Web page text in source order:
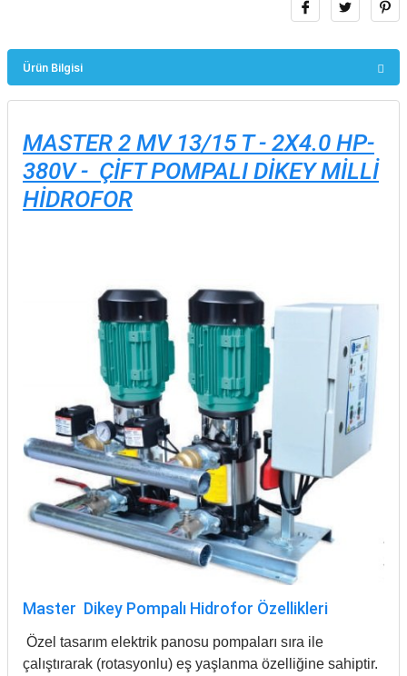
Ürün Bilgisi
MASTER 2 MV 13/15 T - 2X4.0 HP-
380V - ÇİFT POMPALI DİKEY MİLLİ
HİDROFOR
Master Dikey Pompalı Hidrofor Özellikleri
Özel tasarım elektrik panosu pompaları sıra ile
çalıştırarak (rotasyonlu) eş yaşlanma özelliğine sahiptir.